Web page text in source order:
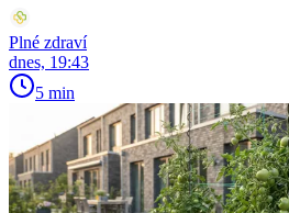
Plné zdraví
dnes, 19:43
5 min